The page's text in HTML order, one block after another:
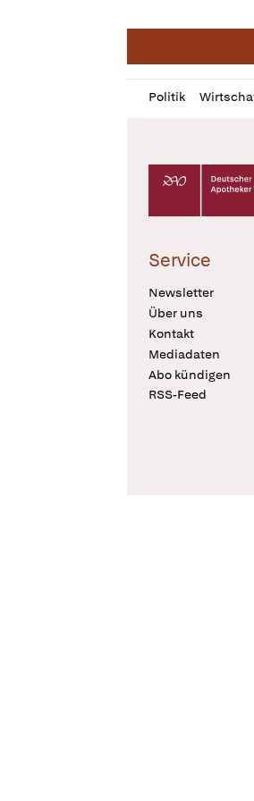
Politik
Profil
öffnen
Daz
Pur
Deutscher
Service
Newsletter
Über uns
Kontakt
Mediadaten
Abo kündigen
RSS-Feed